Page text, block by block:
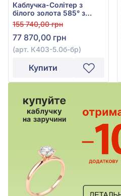
Каблучка-Солітер з
білого золота 585° з
діамантом 0,5ct, арт.
К403-5.0б-бр
155 740,00 грн
77 870,00 грн
(арт. К403-5.0б-бр)
Купити